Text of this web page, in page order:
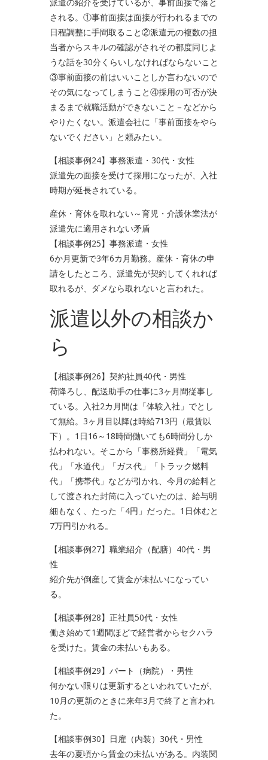
される。①事前面接は面接が行われるまでの
日程調整に手間取ること②派遣元の複数の担
当者からスキルの確認がされその都度同じよ
うな話を30分くらいしなければならないこと
③事前面接の前はいいことしか言わないので
その気になってしまうこと④採用の可否が決
まるまで就職活動ができないこと－などから
やりたくない。派遣会社に「事前面接をやら
ないでください」と頼みたい。
【相談事例24】事務派遣・30代・女性
派遣先の面接を受けて採用になったが、入社
時期が延長されている。
産休・育休を取れない～育児・介護休業法が
派遣先に適用されない矛盾
【相談事例25】事務派遣・女性
6か月更新で3年6カ月勤務。産休・育休の申
請をしたところ、派遣先が契約してくれれば
取れるが、ダメなら取れないと言われた。
派遣以外の相談か
ら
【相談事例26】契約社員40代・男性
荷降ろし、配送助手の仕事に3ヶ月間従事し
ている。入社2カ月間は「体験入社」でとし
て無給。3ヶ月目以降は時給713円（最賃以
下）。1日16～18時間働いても6時間分しか
払われない。そこから「事務所経費」「電気
代」「水道代」「ガス代」「トラック燃料
代」「携帯代」などが引かれ、今月の給料と
して渡された封筒に入っていたのは、給与明
細もなく、たった「4円」だった。1日休むと
7万円引かれる。
【相談事例27】職業紹介（配膳）40代・男
性
紹介先が倒産して賃金が未払いになってい
る。
【相談事例28】正社員50代・女性
働き始めて1週間ほどで経営者からセクハラ
を受けた。賃金の未払いもある。
【相談事例29】パート（病院）・男性
何かない限りは更新するといわれていたが、
10月の更新のときに来年3月で終了と言われ
た。
【相談事例30】日雇（内装）30代・男性
去年の夏頃から賃金の未払いがある。内装関